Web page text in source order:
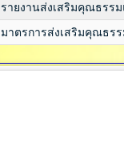
รายงานส่งเสริมคุณธรร
มาตรการส่งเสริมคุณธร